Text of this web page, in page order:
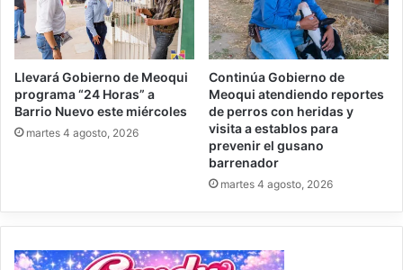
Llevará Gobierno de Meoqui
programa “24 Horas” a
Barrio Nuevo este miércoles
martes 4 agosto, 2026
Continúa Gobierno de
Meoqui atendiendo reportes
de perros con heridas y
visita a establos para
prevenir el gusano
barrenador
martes 4 agosto, 2026